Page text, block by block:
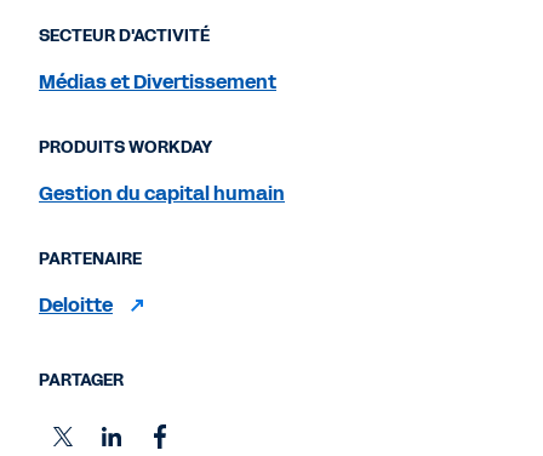
SECTEUR D'ACTIVITÉ
Médias et Divertissement
PRODUITS WORKDAY
Gestion du capital humain
PARTENAIRE
Deloitte
PARTAGER